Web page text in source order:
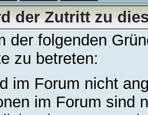
der Zutritt zu
der folgenden
zu betreten:
im Forum nicht
im Forum sind